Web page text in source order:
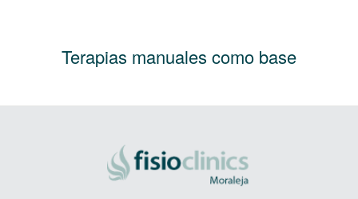
Terapias manuales como base